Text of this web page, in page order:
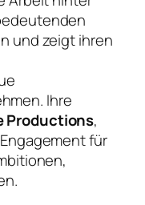
und zeigt ihren
Ihre
Productions,
für